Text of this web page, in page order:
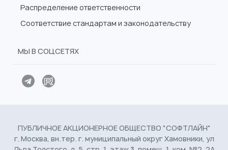
Распределение ответственности
Соответствие стандартам и законодательству
МЫ В СОЦСЕТЯХ
ПУБЛИЧНОЕ АКЦИОНЕРНОЕ ОБЩЕСТВО "СОФТЛАЙН"
г. Москва, вн.тер. г. муниципальный округ Хамовники, ул